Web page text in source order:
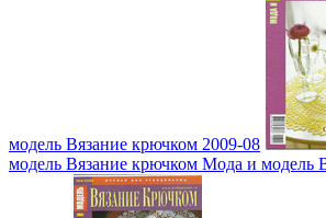
модель Вязание крючком 2009-08
модель Вязание крючком Мода и модель